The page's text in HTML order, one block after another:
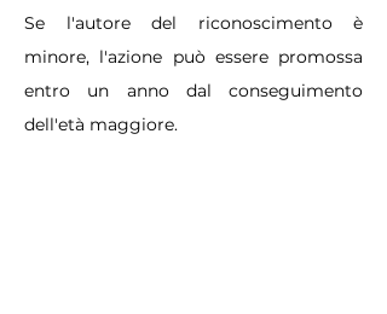
Se l'autore del riconoscimento è
minore, l'azione può essere promossa
entro un anno dal conseguimento
dell'età maggiore.